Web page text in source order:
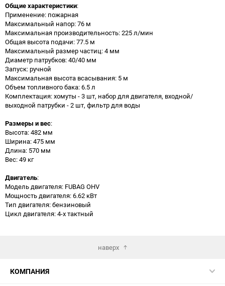
Общие характеристики:
Применение: пожарная
Максимальный напор: 76 м
Максимальная производительность: 225 л/мин
Общая высота подачи: 77.5 м
Максимальный размер частиц: 4 мм
Диаметр патрубков: 40/40 мм
Запуск: ручной
Максимальная высота всасывания: 5 м
Объем топливного бака: 6.5 л
Комплектация: хомуты - 3 шт, набор для двигателя, входной/
выходной патрубки - 2 шт, фильтр для воды
Размеры и вес:
Высота: 482 мм
Ширина: 475 мм
Длина: 570 мм
Вес: 49 кг
Двигатель:
Модель двигателя: FUBAG OHV
Мощность двигателя: 6.62 кВт
Тип двигателя: бензиновый
Цикл двигателя: 4-х тактный
наверх
КОМПАНИЯ